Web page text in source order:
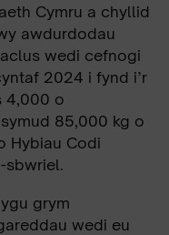
Cymru a chyllid
awdurdodau
wedi cefnogi
2024 i fynd i’r
4,000 o
85,000 kg o
Hybiau Codi
sbwriel.
grym
wedi eu